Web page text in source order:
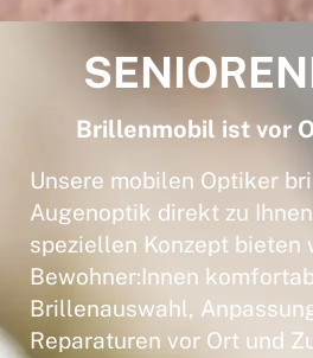
Brillenmobil ist vor
Unsere mobilen Optiker
Augenoptik direkt zu
speziellen Konzept bieten
Bewohner:Innen
Brillenauswahl,
Reparaturen vor Ort und